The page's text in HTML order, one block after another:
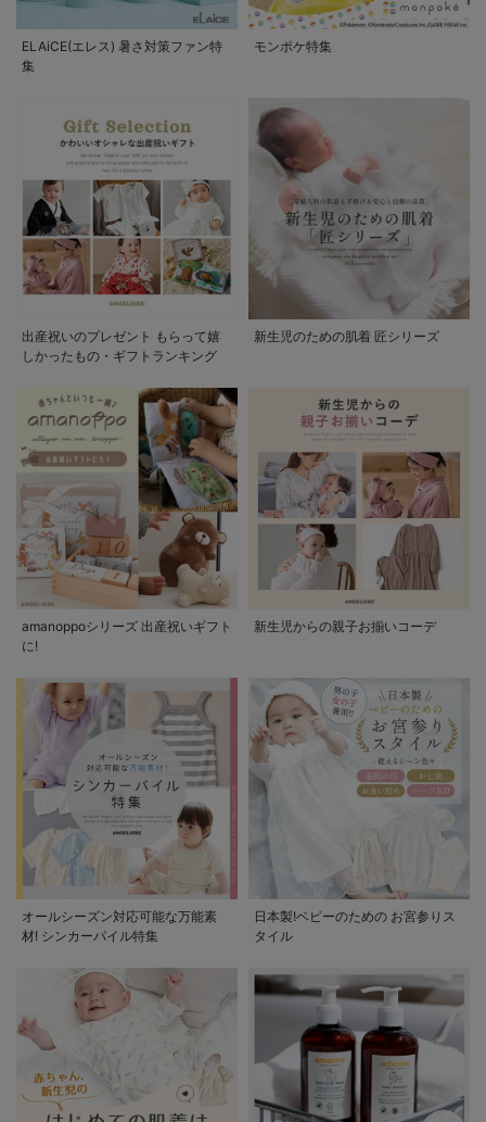
ELAiCE(エレス) 暑さ対策ファン特
集
モンポケ特集
出産祝いのプレゼント もらって嬉
しかったもの・ギフトランキング
新生児のための肌着 匠シリーズ
amanoppoシリーズ 出産祝いギフト
に!
新生児からの親子お揃いコーデ
オールシーズン対応可能な万能素
材! シンカーパイル特集
日本製!ベビーのための お宮参りス
タイル